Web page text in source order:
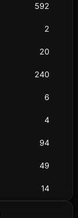
592
2
20
240
6
4
94
49
14